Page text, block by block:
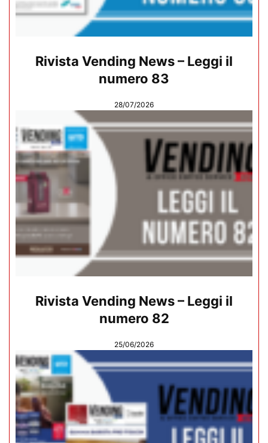
Rivista Vending News – Leggi il
numero 83
28/07/2026
Rivista Vending News – Leggi il
numero 82
25/06/2026